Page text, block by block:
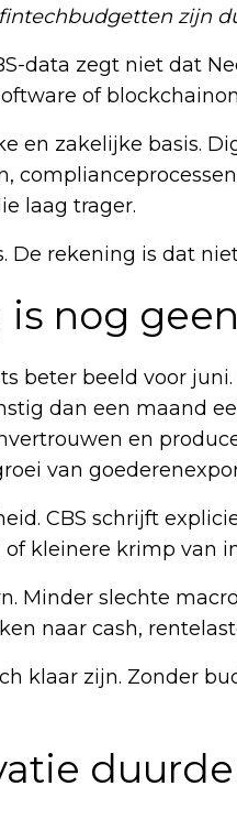
zijn
data zegt niet dat
of
en zakelijke basis.
laag trager.
De rekening is dat
nog
beter beeld voor
dan een maand
en
van
CBS schrijft
kleinere krimp van
Minder slechte
naar cash,
klaar zijn. Zonder